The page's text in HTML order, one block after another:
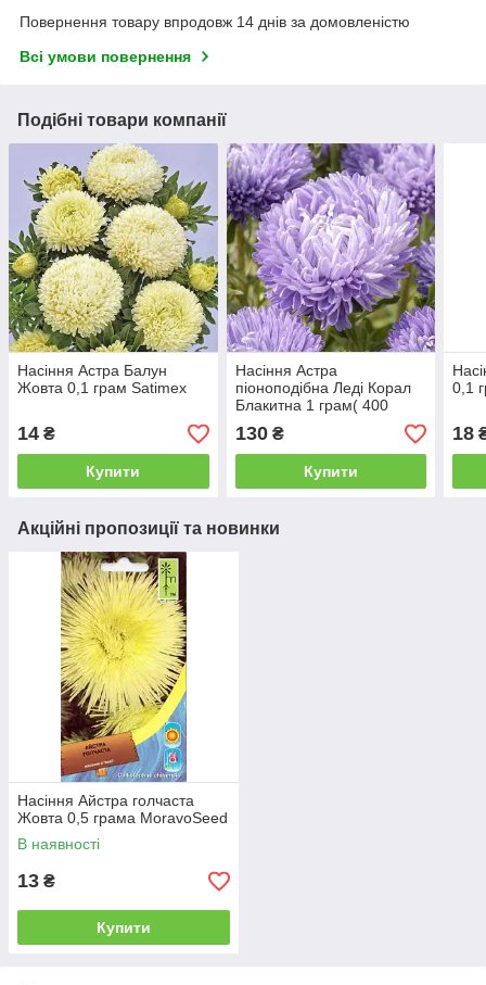
Повернення товару впродовж 14 днів за домовленістю
Всі умови повернення
Подібні товари компанії
Насіння Астра Балун
Жовта 0,1 грам Satimex
14 ₴
Купити
Насіння Астра
піоноподібна Леді Корал
Блакитна 1 грам( 400
насінин) Satimex
130₴
Купити
0,1
18
Акційні пропозиції та новинки
Насіння Айстра голчаста
Жовта 0,5 грама MoravoSeed
В наявності
13 ₴
Купити